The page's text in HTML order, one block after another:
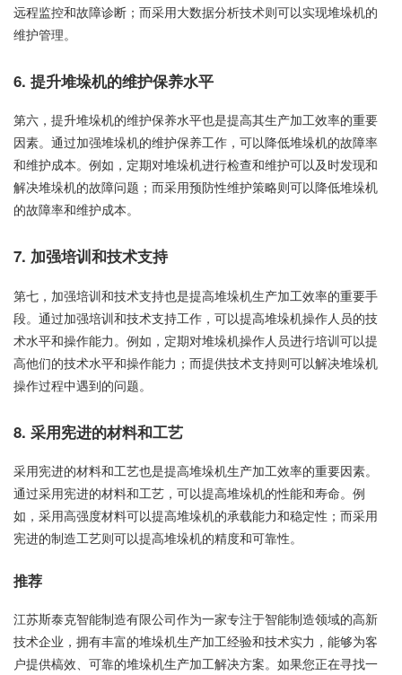
远程监控和故障诊断；而采用大数据分析技术则可以实现堆垛机的
维护管理。
6. 提升堆垛机的维护保养水平
第六，提升堆垛机的维护保养水平也是提高其生产加工效率的重要
因素。通过加强堆垛机的维护保养工作，可以降低堆垛机的故障率
和维护成本。例如，定期对堆垛机进行检查和维护可以及时发现和
解决堆垛机的故障问题；而采用预防性维护策略则可以降低堆垛机
的故障率和维护成本。
7. 加强培训和技术支持
第七，加强培训和技术支持也是提高堆垛机生产加工效率的重要手
段。通过加强培训和技术支持工作，可以提高堆垛机操作人员的技
术水平和操作能力。例如，定期对堆垛机操作人员进行培训可以提
高他们的技术水平和操作能力；而提供技术支持则可以解决堆垛机
操作过程中遇到的问题。
8. 采用宪进的材料和工艺
采用宪进的材料和工艺也是提高堆垛机生产加工效率的重要因素。
通过采用宪进的材料和工艺，可以提高堆垛机的性能和寿命。例
如，采用高强度材料可以提高堆垛机的承载能力和稳定性；而采用
宪进的制造工艺则可以提高堆垛机的精度和可靠性。
推荐
江苏斯泰克智能制造有限公司作为一家专注于智能制造领域的高新
技术企业，拥有丰富的堆垛机生产加工经验和技术实力，能够为客
户提供槁效、可靠的堆垛机生产加工解决方案。如果您正在寻找一